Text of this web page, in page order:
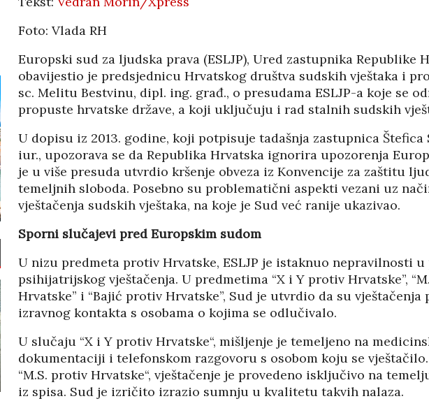
Foto: Vlada RH
Europski sud za ljudska prava (ESLJP), Ured zastupnika Republike
obavijestio je predsjednicu Hrvatskog društva sudskih vještaka i
sc. Melitu Bestvinu, dipl. ing. građ., o presudama ESLJP-a koje se
propuste hrvatske države, a koji uključuju i rad stalnih sudskih
U dopisu iz 2013. godine, koji potpisuje tadašnja zastupnica Štefica
iur., upozorava se da Republika Hrvatska ignorira upozorenja
je u više presuda utvrdio kršenje obveza iz Konvencije za zaštitu
temeljnih sloboda. Posebno su problematični aspekti vezani uz
vještačenja sudskih vještaka, na koje je Sud već ranije ukazivao.
Sporni slučajevi pred Europskim sudom
U nizu predmeta protiv Hrvatske, ESLJP je istaknuo nepravilnosti
psihijatrijskog vještačenja. U predmetima “X i Y protiv Hrvatske”,
Hrvatske” i “Bajić protiv Hrvatske”, Sud je utvrdio da su vještačenja
izravnog kontakta s osobama o kojima se odlučivalo.
U slučaju “X i Y protiv Hrvatske“, mišljenje je temeljeno na
dokumentaciji i telefonskom razgovoru s osobom koju se
“M.S. protiv Hrvatske“, vještačenje je provedeno isključivo na
iz spisa. Sud je izričito izrazio sumnju u kvalitetu takvih nalaza.
MILIJUNIMA
PANOPTICUM 03/04/2026
HRVATI U VOJVODINI
ASIMILACIJU
PANOPTICUM 12/01/2026